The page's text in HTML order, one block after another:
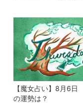
【魔女占い】8月6
の運勢は？